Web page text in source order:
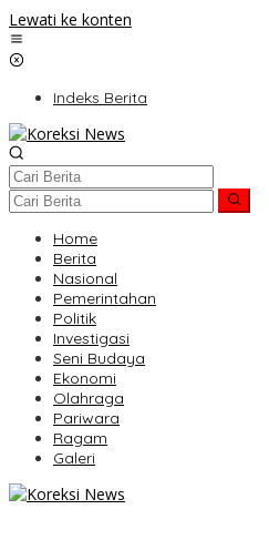
Lewati ke konten
Indeks Berita
Home
Berita
Nasional
Pemerintahan
Politik
Investigasi
Seni Budaya
Ekonomi
Olahraga
Pariwara
Ragam
Galeri